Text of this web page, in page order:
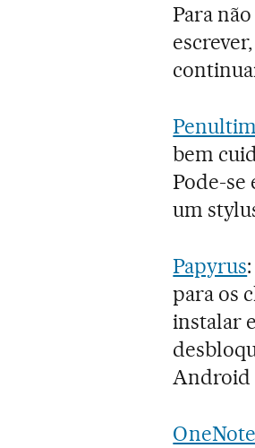
Para
bem
Pode-se
um
Papyrus
para os
instalar
Android
OneNote